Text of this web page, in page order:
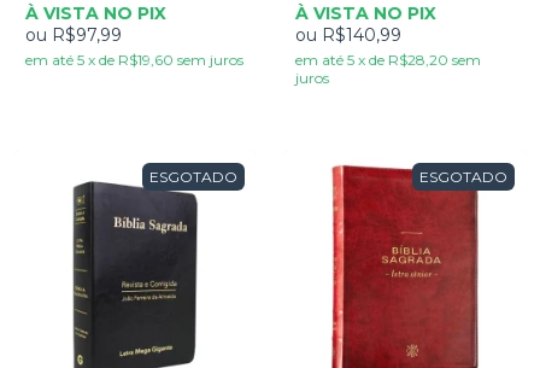
À VISTA NO PIX
ou R$97,99
em até 5 x de R$19,60 sem juros
À VISTA NO PIX
ou R$140,99
em até 5 x de R$28,20 sem
juros
ESGOTADO ESGOTADO